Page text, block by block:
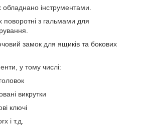
обладнано інструментами.
поворотні з гальмами для
замок для ящиків та бокових
у тому числі:
викрутки
ключі
і т.д.